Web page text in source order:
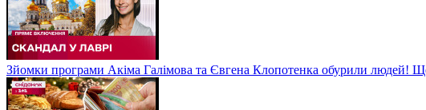
Зйомки програми Акіма Галімова та Євгена Клопотенка обурили людей!